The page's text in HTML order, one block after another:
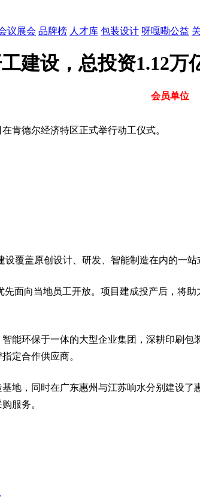
议展会 品牌榜 人才库 包装设计 呀嘎嘞公益
建设，总投资1.12万
会员单位
肯德尔经济特区正式举行动工仪式。
覆盖原创设计、研发、智能制造在内的一
面向当地员工开放。项目建成投产后，将
能环保于一体的大型企业集团，深耕印刷
定合作供应商。
地，同时在广东惠州与江苏响水分别建设了
服务。